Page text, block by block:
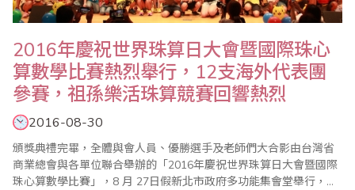
2016年慶祝世界珠算日大會暨國際珠心
算數學比賽熱烈舉行，12支海外代表團
參賽，祖孫樂活珠算競賽回響熱烈
2016-08-30
頒獎典禮完畢，全體與會人員、優勝選手及老師們大合影由台灣省
商業總會與各單位聯合舉辦的「2016年慶祝世界珠算日大會暨國際
珠心算數學比賽」，8 月 27日假新北市政府多功能集會堂舉行，今